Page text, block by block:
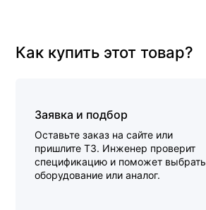
Как купить этот товар?
Заявка и подбор
Оставьте заказ на сайте или
пришлите ТЗ. Инженер проверит
спецификацию и поможет выбрать
оборудование или аналог.